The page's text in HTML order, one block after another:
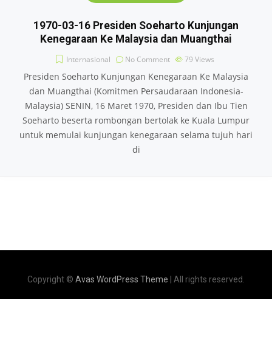
1970-03-16 Presiden Soeharto Kunjungan
Kenegaraan Ke Malaysia dan Muangthai
Internasional No Comment 79 Views
Presiden Soeharto Kunjungan Kenegaraan Ke Malaysia
dan Muangthai (Komitmen Persaudaraan Indonesia-
Malaysia) SENIN, 16 Maret 1970, Presiden dan Ibu Tien
Soeharto beserta rombongan bertolak ke Kuala Lumpur
untuk memulai kunjungan kenegaraan selama tujuh hari
di
Copyright © Avas WordPress Theme | All rights reserved.